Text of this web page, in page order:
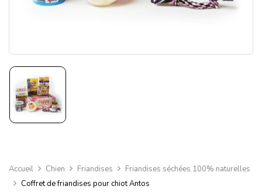
Accueil Chien Friandises
Friandises séchées 100% naturelles
Coffret de friandises pour chiot Antos